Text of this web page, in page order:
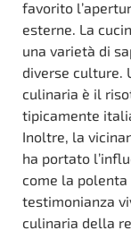
favorito
esterne. La
una varietà di
diverse culture.
culinaria è il
tipicamente
Inoltre, la
ha portato
come la polenta
testimonianza
culinaria della